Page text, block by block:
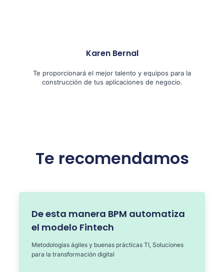
Karen Bernal
Te proporcionará el mejor talento y equipos para la
construcción de tus aplicaciones de negocio.
Te recomendamos
De esta manera BPM automatiza
el modelo Fintech
Metodologías ágiles y buenas prácticas TI, Soluciones
para la transformación digital